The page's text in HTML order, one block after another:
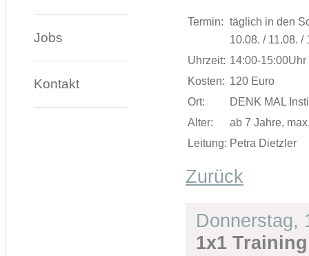
Jobs
Kontakt
Termin: täglich in den
10.08. / 11.08. /
Uhrzeit: 14:00-15:00Uhr
Kosten: 120 Euro
Ort:
DENK MAL
Alter:
ab 7 Jahre,
Leitung: Petra Dietzler
Zurück
Donnerstag,
1x1